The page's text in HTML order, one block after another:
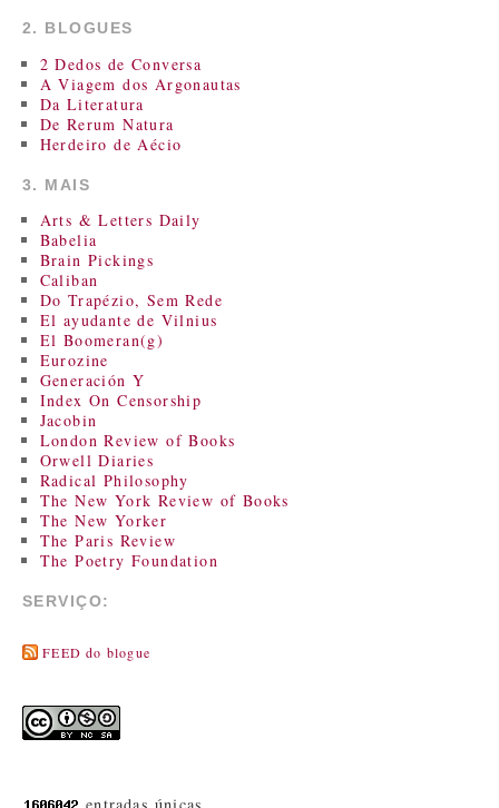
2. BLOGUES
2 Dedos de Conversa
A Viagem dos Argonautas
Da Literatura
De Rerum Natura
Herdeiro de Aécio
3. MAIS
Arts & Letters Daily
Babelia
Brain Pickings
Caliban
Do Trapézio, Sem Rede
El ayudante de Vilnius
El Boomeran(g)
Eurozine
Generación Y
Index On Censorship
Jacobin
London Review of Books
Orwell Diaries
Radical Philosophy
The New York Review of Books
The New Yorker
The Paris Review
The Poetry Foundation
SERVIÇO:
FEED do blogue